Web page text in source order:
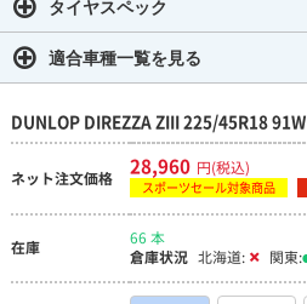
タイヤスペック
適合車種一覧を見る
DUNLOP DIREZZA ZIII 225/45R18 91W
ネット注文価格 28,960 円(税込)
スポーツセール対象商品
在庫
66 本
倉庫状況 北海道: 関東: